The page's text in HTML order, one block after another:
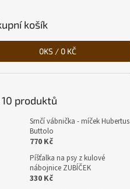
košík
0KS / 0 KČ
10 produktů
Srnčí vábnička - míček Hubertus
Buttolo
770 Kč
Píšťalka na psy z kulové
nábojnice ZUBÍČEK
330 Kč